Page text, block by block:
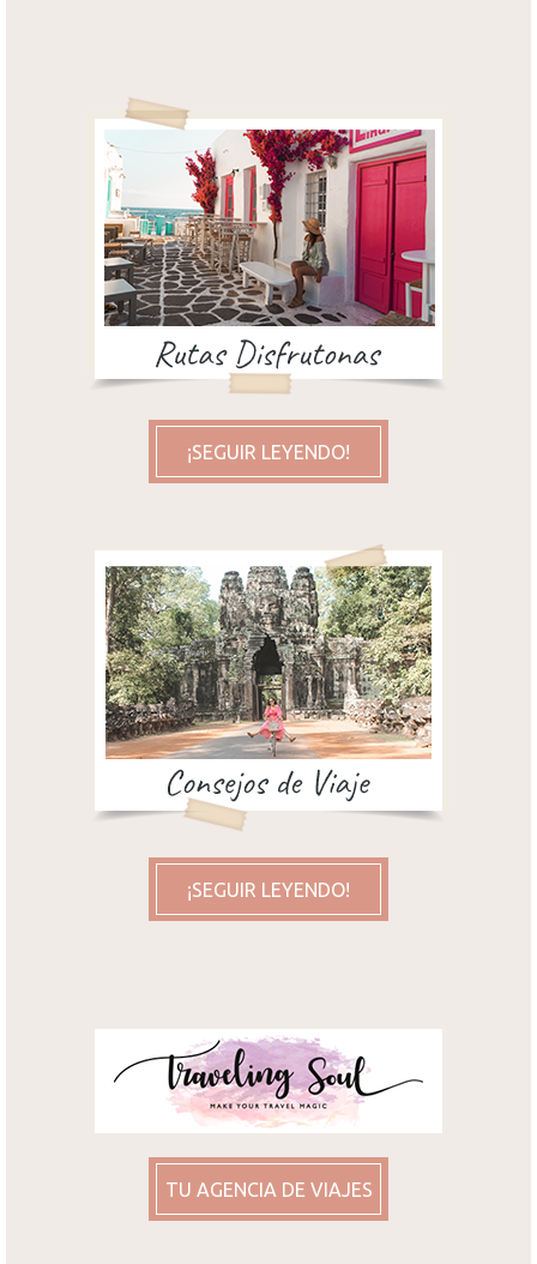
¡SEGUIR LEYENDO!
¡SEGUIR LEYENDO!
TU AGENCIA DE VIAJES